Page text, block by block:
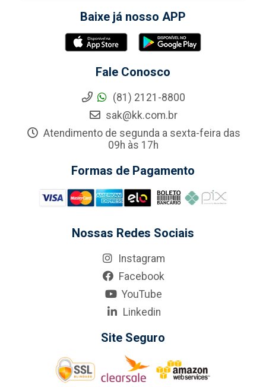
Baixe já nosso APP
Fale Conosco
(81) 2121-8800
sak@kk.com.br
Atendimento de segunda a sexta-feira das
09h às 17h
Formas de Pagamento
Nossas Redes Sociais
Instagram
Facebook
YouTube
Linkedin
Site Seguro